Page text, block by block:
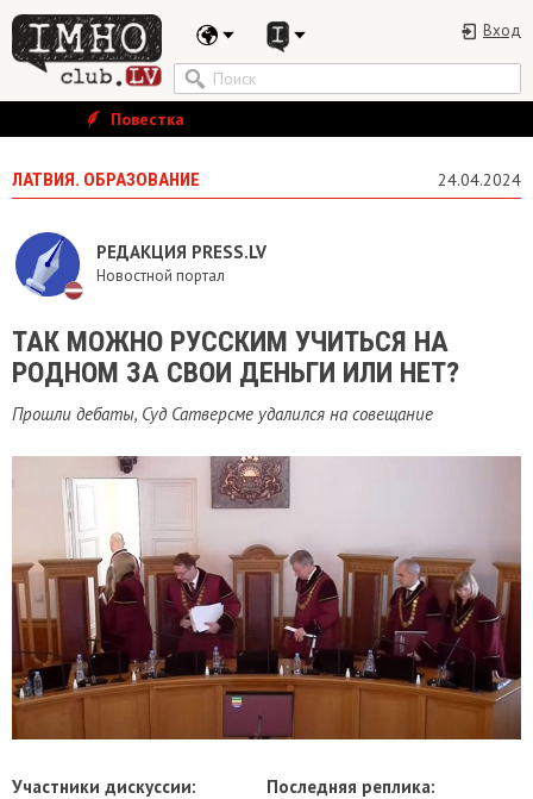
Вход
Повестка
ЛАТВИЯ. ОБРАЗОВАНИЕ 24.04.2024
РЕДАКЦИЯ PRESS.LV
Новостной портал
ТАК МОЖНО РУССКИМ УЧИТЬСЯ НА
РОДНОМ ЗА СВОИ ДЕНЬГИ ИЛИ НЕТ?
Прошли дебаты, Суд Сатверсме удалился на совещание
Участники дискуссии: Последняя реплика: